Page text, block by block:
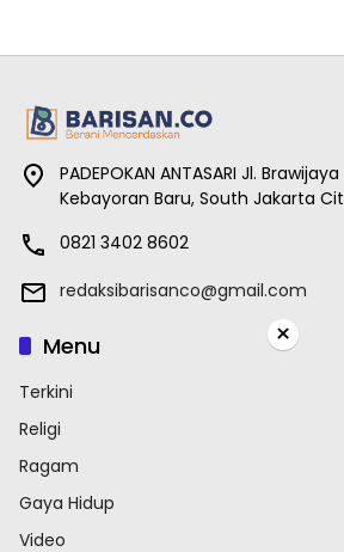
PADEPOKAN ANTASARI Jl.
Kebayoran Baru, South Jakarta
0821 3402 8602
redaksibarisanco@gmail.com
Menu
Terkini
Religi
Ragam
Gaya Hidup
Video
×